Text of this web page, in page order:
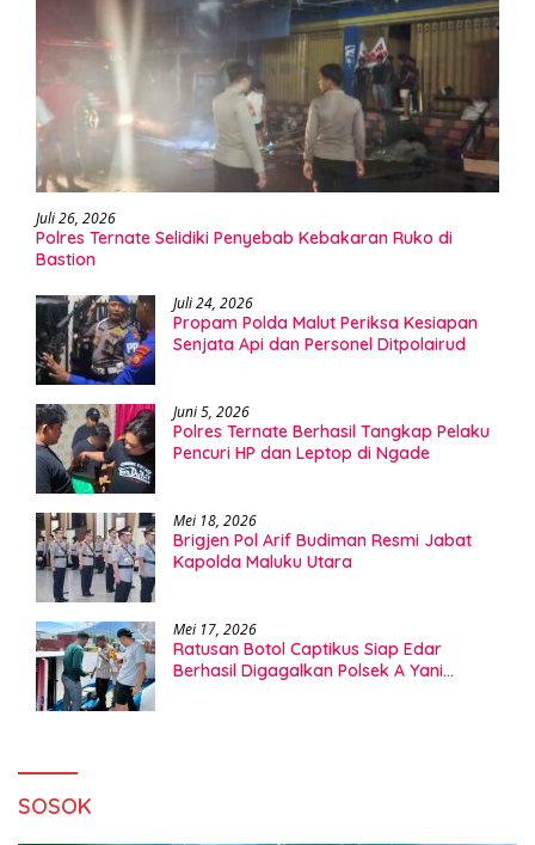
Juli 26, 2026
Polres Ternate Selidiki Penyebab Kebakaran Ruko di
Bastion
Juli 24, 2026
Propam Polda Malut Periksa Kesiapan
Senjata Api dan Personel Ditpolairud
Juni 5, 2026
Polres Ternate Berhasil Tangkap Pelaku
Pencuri HP dan Leptop di Ngade
Mei 18, 2026
Brigjen Pol Arif Budiman Resmi Jabat
Kapolda Maluku Utara
Mei 17, 2026
Ratusan Botol Captikus Siap Edar
Berhasil Digagalkan Polsek A Yani
SOSOK